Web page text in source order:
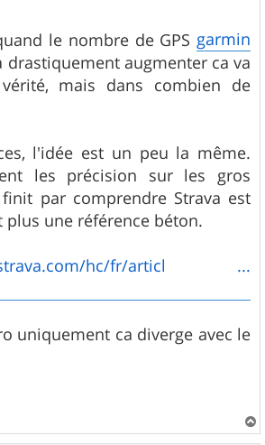
le nombre de GPS garmin
drastiquement augmenter ca va
mais dans combien de
l'idée est un peu la même.
les précision sur les gros
par comprendre Strava est
plus une référence béton.
hc/fr/articl ...
uniquement ca diverge avec le
a